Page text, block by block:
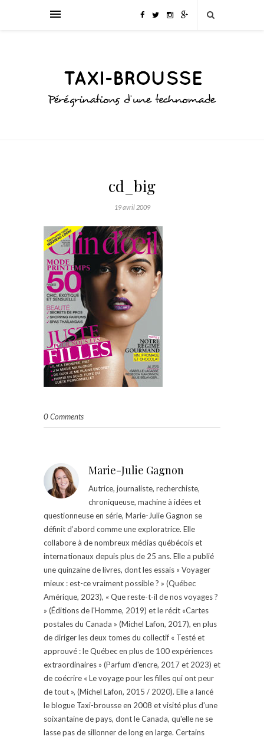
cd_big
19 avril 2009
0 Comments
Marie-Julie Gagnon
Autrice, journaliste, recherchiste,
chroniqueuse, machine à idées et
questionneuse en série, Marie-Julie Gagnon se
définit d’abord comme une exploratrice. Elle
collabore à de nombreux médias québécois et
internationaux depuis plus de 25 ans. Elle a publié
une quinzaine de livres, dont les essais « Voyager
mieux : est-ce vraiment possible ? » (Québec
Amérique, 2023), « Que reste-t-il de nos voyages ?
» (Éditions de l'Homme, 2019) et le récit «Cartes
postales du Canada » (Michel Lafon, 2017), en plus
de diriger les deux tomes du collectif « Testé et
approuvé : le Québec en plus de 100 expériences
extraordinaires » (Parfum d'encre, 2017 et 2023) et
de coécrire « Le voyage pour les filles qui ont peur
de tout », (Michel Lafon, 2015 / 2020). Elle a lancé
le blogue Taxi-brousse en 2008 et visité plus d'une
soixantaine de pays, dont le Canada, qu'elle ne se
lasse pas de sillonner de long en large. Certains